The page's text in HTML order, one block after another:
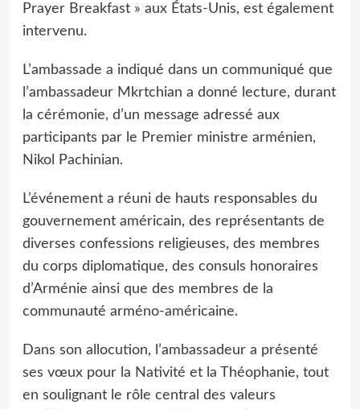
Prayer Breakfast » aux États-Unis, est également
intervenu.
L’ambassade a indiqué dans un communiqué que
l’ambassadeur Mkrtchian a donné lecture, durant
la cérémonie, d’un message adressé aux
participants par le Premier ministre arménien,
Nikol Pachinian.
L’événement a réuni de hauts responsables du
gouvernement américain, des représentants de
diverses confessions religieuses, des membres
du corps diplomatique, des consuls honoraires
d’Arménie ainsi que des membres de la
communauté arméno-américaine.
Dans son allocution, l’ambassadeur a présenté
ses vœux pour la Nativité et la Théophanie, tout
en soulignant le rôle central des valeurs